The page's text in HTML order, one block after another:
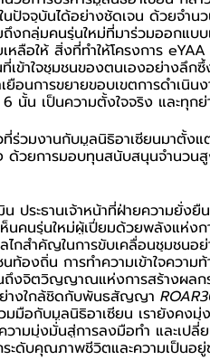
ปัจจุบันได้อย่างชัดเจน ด้วยจำนว
ถึงกลุ่มคนรุ่นใหม่ที่มาร่วมออกแ
ลือให้ สิ่งที่ทำให้โครงการ
ข้าใจชุมชนของตนเองอย่างลึกซึ้
อนการขยายขอบเขตการดำเนินง
6 นั้น เป็นความตั้งใจจริง และ
ที่ร่วมงานกับมูลนิธิอาเซียนมาตั้
ด้วยการมอบทุนสนับสนุนจำนว
มิน ประธานเจ้าหน้าที่ฝ่ายความยั่
ห็นคนรุ่นใหม่ผู้เปี่ยมด้วยพลังแห่ง
ไกสำคัญในการขับเคลื่อนชุมชน
นท้องถิ่น การทำความเข้าใจคว
ถึงจิตวิญญาณแห่งการสร้างผลก
างใกล้ชิดกับพันธสัญญา
มมือกับมูลนิธิอาเซียน เรายังคง
วามมุ่งมั่นสู่การลงมือทำ และเป
ระดับคุณภาพชีวิตและความเป็นอ